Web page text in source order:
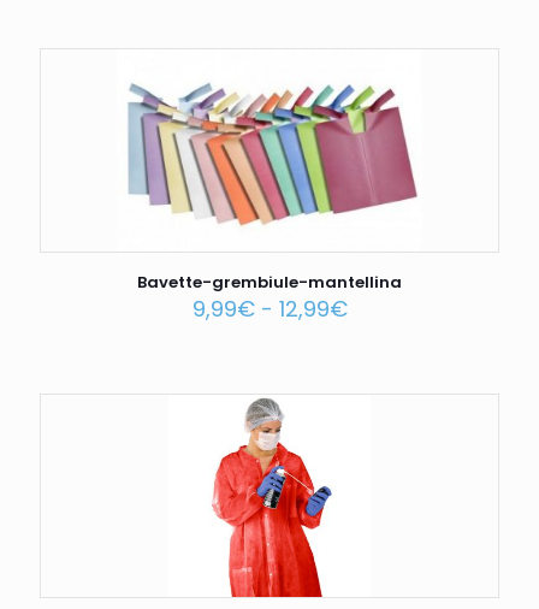
Bavette-grembiule-mantellina
9,99€ - 12,99€